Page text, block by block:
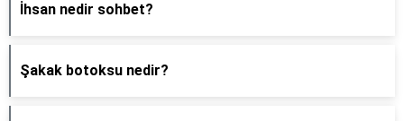
İhsan nedir sohbet?
Şakak botoksu nedir?